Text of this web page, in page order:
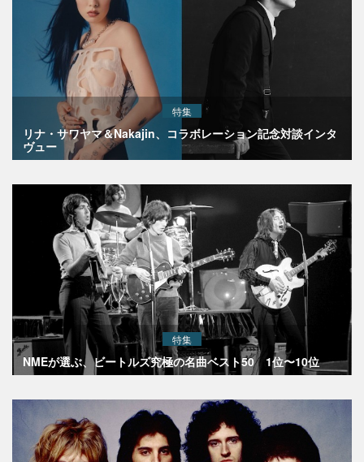
特集
リナ・サワヤマ＆Nakajin、コラボレーション記念対談インタ
ヴュー
特集
NMEが選ぶ、ビートルズ究極の名曲ベスト50 1位〜10位